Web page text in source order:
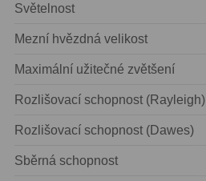
Dálkoměry9
Noční vidění8
Mikroskopy92
Světelnost
Mezní hvězdná velikost
Maximální užitečné zvětšení
Rozlišovací schopnost (Rayleigh)
Rozlišovací schopnost (Dawes)
Sběrná schopnost